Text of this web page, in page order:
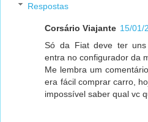
Respostas
Corsário Viajante 15/01/
Só da Fiat deve ter
entra no configurador da
Me lembra um
era fácil comprar carro,
impossível saber qual vc